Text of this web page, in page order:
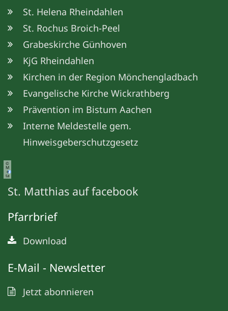
St. Helena Rheindahlen
St. Rochus Broich-Peel
Grabeskirche Günhoven
KjG Rheindahlen
Kirchen in der Region Mönchengladbach
Evangelische Kirche Wickrathberg
Prävention im Bistum Aachen
Interne Meldestelle gem.
Hinweisgeberschutzgesetz
©
M
e
ta
St. Matthias auf facebook
Pfarrbrief
Download
E-Mail - Newsletter
Jetzt abonnieren